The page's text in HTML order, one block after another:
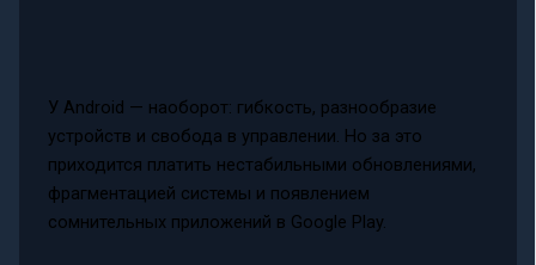
У Android — наоборот: гибкость, разнообразие
устройств и свобода в управлении. Но за это
приходится платить нестабильными обновлениями,
фрагментацией системы и появлением
сомнительных приложений в Google Play.